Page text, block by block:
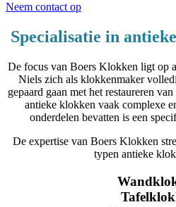
Neem contact op
Specialisatie in
De focus van Boers Klokken ligt op
Niels zich als klokkenmaker
gepaard gaan met het restaureren
antieke klokken vaak complexe
onderdelen bevatten is een
De expertise van Boers Klokken
typen antieke